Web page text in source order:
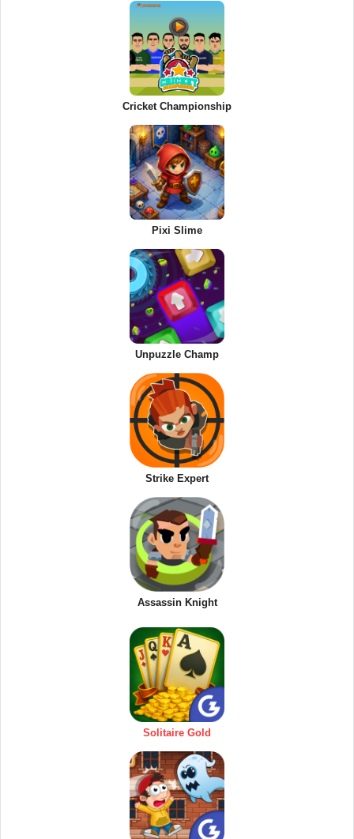
Cricket Championship
Pixi Slime
Unpuzzle Champ
Strike Expert
Assassin Knight
Solitaire Gold